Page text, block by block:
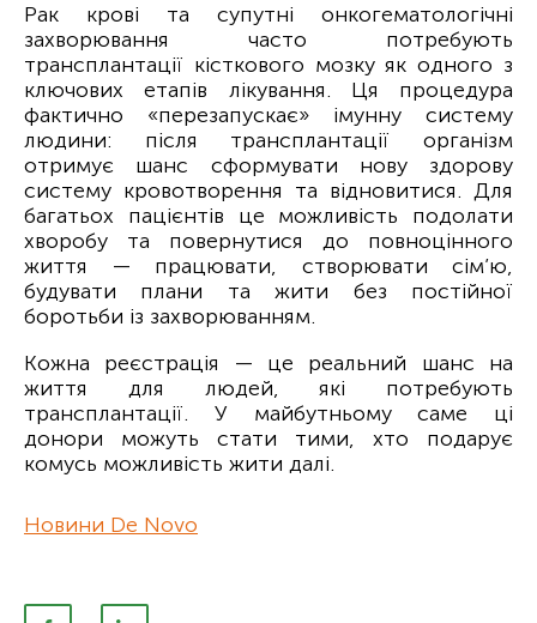
Рак крові та супутні онкогематологічні
захворювання часто потребують
трансплантації кісткового мозку як одного з
ключових етапів лікування. Ця процедура
фактично «перезапускає» імунну систему
людини: після трансплантації організм
отримує шанс сформувати нову здорову
систему кровотворення та відновитися. Для
багатьох пацієнтів це можливість подолати
хворобу та повернутися до повноцінного
життя — працювати, створювати сім’ю,
будувати плани та жити без постійної
боротьби із захворюванням.
Кожна реєстрація — це реальний шанс на
життя для людей, які потребують
трансплантації. У майбутньому саме ці
донори можуть стати тими, хто подарує
комусь можливість жити далі.
Новини De Novo